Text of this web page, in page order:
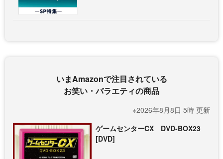
いまAmazonで注目されている
お笑い・バラエティの商品
※2026年8月8日 5時 更新
ゲームセンターCX DVD-BOX23
[DVD]